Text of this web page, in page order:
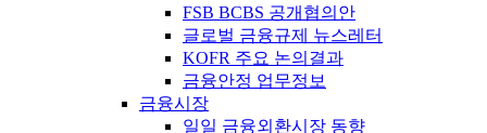
FSB BCBS 공개협의안
글로벌 금융규제 뉴스레터
KOFR 주요 논의결과
금융안정 업무정보
금융시장
일일 금융외환시장 동향